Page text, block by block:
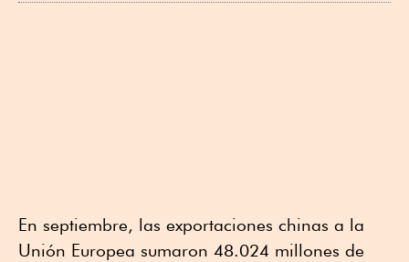
En septiembre, las exportaciones chinas a la
Unión Europea sumaron 48.024 millones de